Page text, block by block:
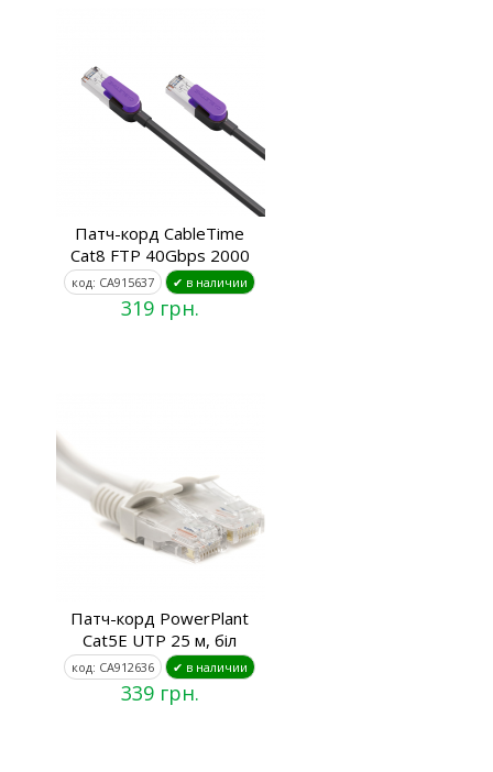
Патч-корд CableTime
Cat8 FTP 40Gbps 2000
код: CA915637 ✔ в наличии
319 грн.
Патч-корд PowerPlant
Cat5E UTP 25 м, біл
код: CA912636 ✔ в наличии
339 грн.